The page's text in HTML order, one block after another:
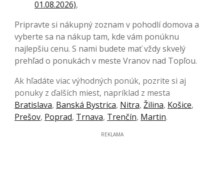
01.08.2026),
Pripravte si nákupný zoznam v pohodlí domova a
vyberte sa na nákup tam, kde vám ponúknu
najlepšiu cenu. S nami budete mať vždy skvelý
prehľad o ponukách v meste Vranov nad Topľou.
Ak hľadáte viac výhodných ponúk, pozrite si aj
ponuky z ďalších miest, napríklad z mesta
Bratislava, Banská Bystrica, Nitra, Žilina, Košice,
Prešov, Poprad, Trnava, Trenčín, Martin.
REKLAMA